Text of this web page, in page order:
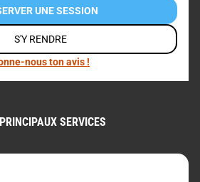
UNE SESSION
S'Y RENDRE
nous ton avis !
SERVICES